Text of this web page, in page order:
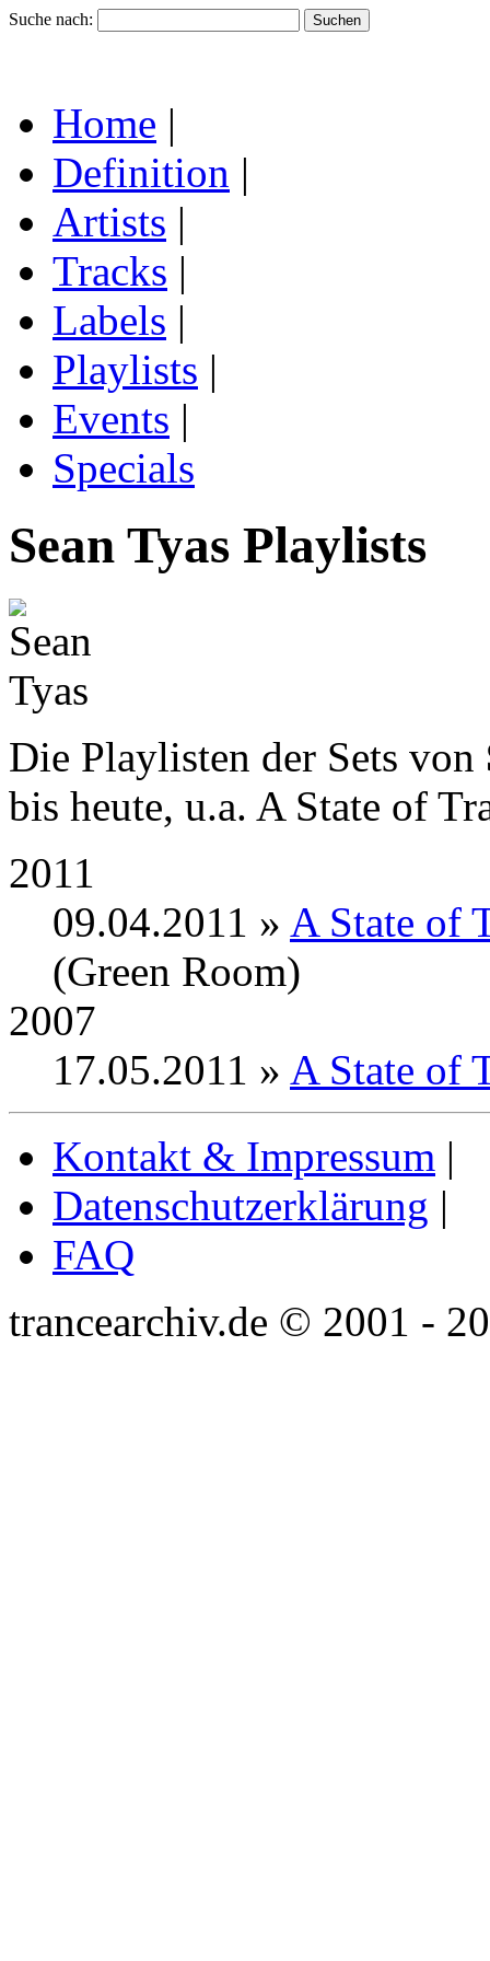
Suche nach:
Home |
Definition |
Artists |
Tracks |
Labels |
Playlists |
Events |
Specials
Sean Tyas Playlists
Die Playlisten der Sets von
bis heute, u.a. A State of
2011
09.04.2011 » A State of
(Green Room)
2007
17.05.2011 » A State of
Kontakt & Impressum |
Datenschutzerklärung |
FAQ
trancearchiv.de © 2001 -